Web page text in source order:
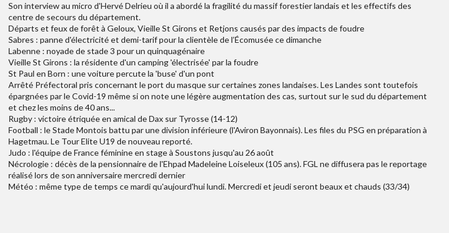
Son interview au micro d'Hervé Delrieu où il a abordé la fragilité du massif forestier landais et les effectifs des
centre de secours du département.
Départs et feux de forêt à Geloux, Vieille St Girons et Retjons causés par des impacts de foudre
Sabres : panne d'électricité et demi-tarif pour la clientèle de l’Écomusée ce dimanche
Labenne : noyade de stade 3 pour un quinquagénaire
Vieille St Girons : la résidente d'un camping 'électrisée' par la foudre
St Paul en Born : une voiture percute la 'buse' d'un pont
Arrêté Préfectoral pris concernant le port du masque sur certaines zones landaises. Les Landes sont toutefois
épargnées par le Covid-19 même si on note une légère augmentation des cas, surtout sur le sud du département
et chez les moins de 40 ans...
Rugby : victoire étriquée en amical de Dax sur Tyrosse (14-12)
Football : le Stade Montois battu par une division inférieure (l'Aviron Bayonnais). Les files du PSG en préparation à
Hagetmau. Le Tour Elite U19 de nouveau reporté.
Judo : l'équipe de France féminine en stage à Soustons jusqu'au 26 août
Nécrologie : décès de la pensionnaire de l'Ehpad Madeleine Loiseleux (105 ans). FGL ne diffusera pas le reportage
réalisé lors de son anniversaire mercredi dernier
Météo : même type de temps ce mardi qu'aujourd'hui lundi. Mercredi et jeudi seront beaux et chauds (33/34)